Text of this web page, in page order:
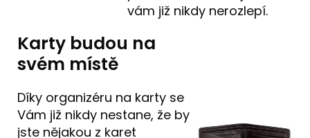
vám již nikdy nerozlepí.
Karty budou na
svém místě
Díky organizéru na karty se
Vám již nikdy nestane, že by
jste nějakou z karet